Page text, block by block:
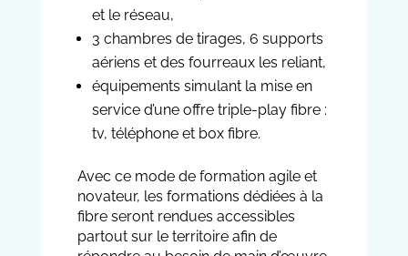
et le réseau,
3 chambres de tirages, 6 supports
aériens et des fourreaux les reliant,
équipements simulant la mise en
service d’une offre triple-play fibre :
tv, téléphone et box fibre.
Avec ce mode de formation agile et
novateur, les formations dédiées à la
fibre seront rendues accessibles
partout sur le territoire afin de